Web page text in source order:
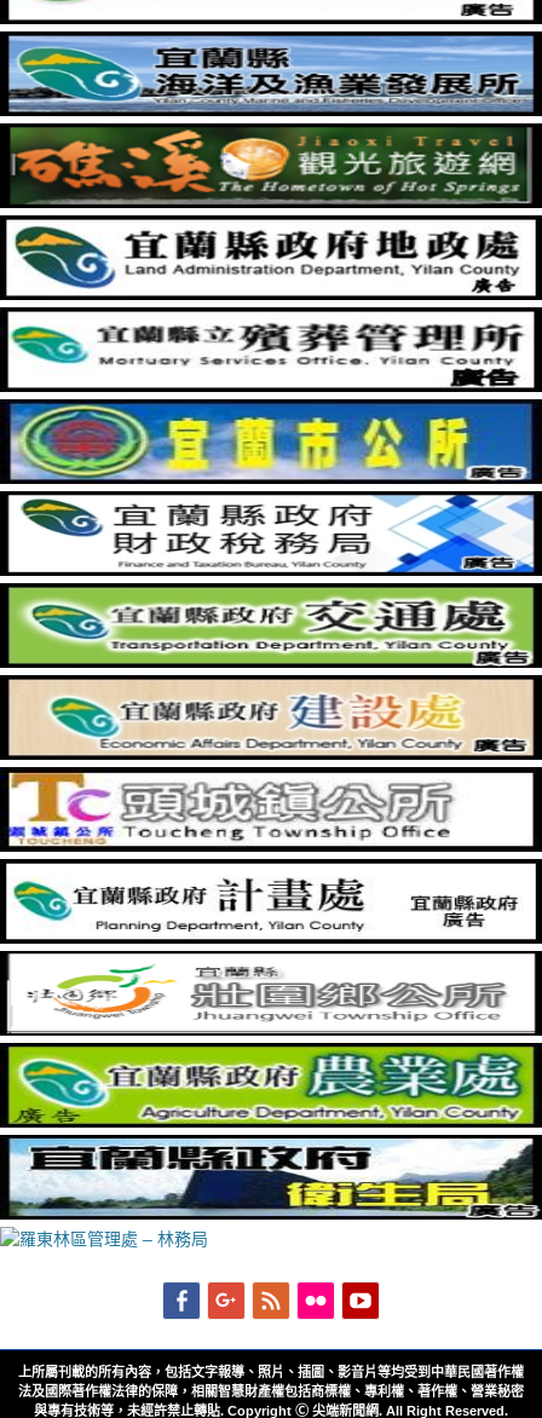
FacebookGoogleplus
Feed Flickr
上所屬刊載的所有內容，包括文字報導、照片、插圖、影音片等均受到中華民國著作權
法及國際著作權法律的保障，相關智慧財產權包括商標權、專利權、著作權、營業秘密
與專有技術等，未經許禁止轉貼. Copyright Ⓒ 尖端新聞網. All Right Reserved.